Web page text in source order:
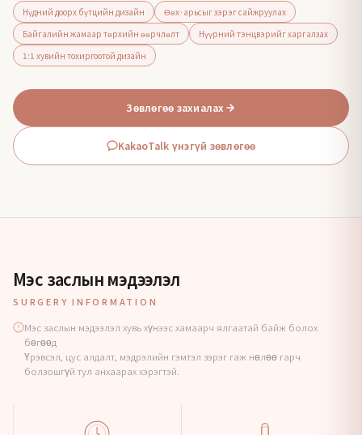
Нүдний доорх бүтцийн дизайн
Өөх·арьсыг зэрэг сайжруулах
Байгалийн жамаар төрхийн өөрчлөлт
Нүүрний тэнцвэрийг харгалзах
1:1 хувийн тохиргоотой дизайн
Зөвлөгөө захиалах
KakaoTalk үнэгүй зөвлөгөө
Мэс заслын мэдээлэл
SURGERY INFORMATION
Мэс заслын мэдээлэл хувь хүнээс хамаарч ялгаатай байж болох
бөгөөд
Үрэвсэл, цус алдалт, мэдрэлийн гэмтэл зэрэг гаж нөлөө гарч
болзошгүй тул анхаарах хэрэгтэй.